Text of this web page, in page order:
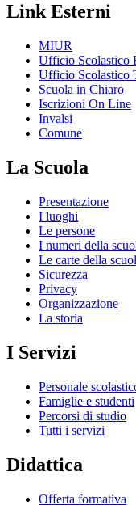
Link Esterni
MIUR
Ufficio Scolastico
Ufficio Scolastico
Scuola in Chiaro
Iscrizioni On Line
Invalsi
Comune
La Scuola
Presentazione
I luoghi
Le persone
I numeri della
Le carte della
Sicurezza
Privacy
Organizzazione
La storia
I Servizi
Personale
Famiglie e studenti
Percorsi di studio
Tutti i servizi
Didattica
Offerta formativa